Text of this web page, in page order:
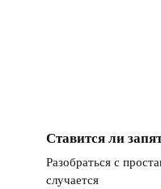
Ставится ли
Разобраться с
случается